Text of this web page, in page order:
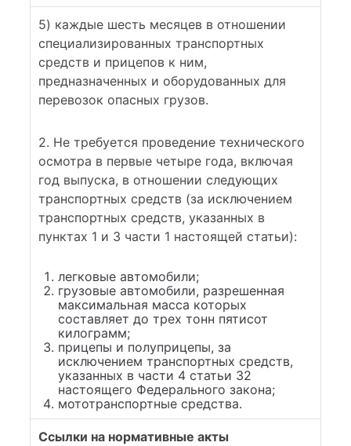
5) каждые шесть месяцев в отношении
специализированных транспортных
средств и прицепов к ним,
предназначенных и оборудованных для
перевозок опасных грузов.
2. Не требуется проведение технического
осмотра в первые четыре года, включая
год выпуска, в отношении следующих
транспортных средств (за исключением
транспортных средств, указанных в
пунктах 1 и 3 части 1 настоящей статьи):
легковые автомобили;
грузовые автомобили, разрешенная
максимальная масса которых
составляет до трех тонн пятисот
килограмм;
прицепы и полуприцепы, за
исключением транспортных средств,
указанных в части 4 статьи 32
настоящего Федерального закона;
мототранспортные средства.
Ссылки на нормативные акты